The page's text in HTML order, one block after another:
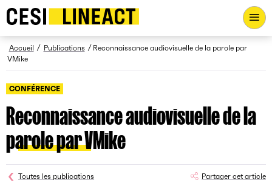
CESI LINEACT - Laboratoire de recherche et d'innovation -
Fil d’Ariane
Accueil Publications
Reconnaissance audiovisuelle de la parole par
VMike
CONFÉRENCE
Reconnaissance audiovisuelle de la
parole par VMike
Toutes les publications Partager cet article